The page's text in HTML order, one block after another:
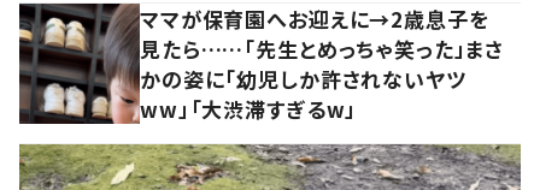
ママが保育園へお迎えに→2歳息子を
見たら……「先生とめっちゃ笑った」まさ
かの姿に「幼児しか許されないヤツ
ww」「大渋滞すぎるw」